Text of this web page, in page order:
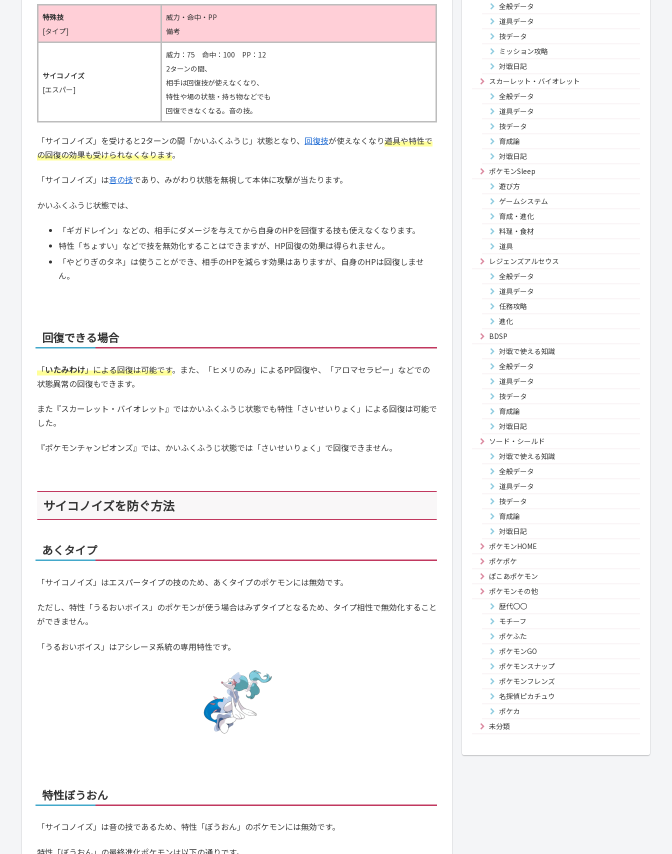
特殊技
[タイプ]
威力・命中・PP
備考
サイコノイズ
[エスパー]
威力：75 命中：100 PP：12
2ターンの間、
相手は回復技が使えなくなり、
特性や場の状態・持ち物などでも
回復できなくなる。音の技。
「サイコノイズ」を受けると2ターンの間「かいふくふうじ」状態となり、 回復技が使えなくなり道具や特性で
の回復の効果も受けられなくなります。
「サイコノイズ」は音の技であり、みがわり状態を無視して本体に攻撃が当たります。
かいふくふうじ状態では、
「ギガドレイン」などの、相手にダメージを与えてから自身のHPを回復する技も使えなくなります。
特性「ちょすい」などで技を無効化することはできますが、HP回復の効果は得られません。
「やどりぎのタネ」は使うことができ、相手のHPを減らす効果はありますが、自身のHPは回復しませ
ん。
回復できる場合
「いたみわけ」による回復は可能です。また、「ヒメリのみ」によるPP回復や、「アロマセラピー」などでの
状態異常の回復もできます。
また『スカーレット・バイオレット』ではかいふくふうじ状態でも特性「さいせいりょく」による回復は可能で
した。
『ポケモンチャンピオンズ』では、かいふくふうじ状態では「さいせいりょく」で回復できません。
サイコノイズを防ぐ方法
あくタイプ
「サイコノイズ」はエスパータイプの技のため、あくタイプのポケモンには無効です。
ただし、特性「うるおいボイス」のポケモンが使う場合はみずタイプとなるため、タイプ相性で無効化すること
ができません。
「うるおいボイス」はアシレーヌ系統の専用特性です。
特性ぼうおん
「サイコノイズ」は音の技であるため、特性「ぼうおん」のポケモンには無効です。
全般データ
道具データ
技データ
ミッション攻略
対戦日記
スカーレット・バイオレット
全般データ
道具データ
技データ
育成論
対戦日記
ポケモンSleep
遊び方
ゲームシステム
育成・進化
料理・食材
道具
レジェンズアルセウス
全般データ
道具データ
任務攻略
進化
BDSP
対戦で使える知識
全般データ
道具データ
技データ
育成論
対戦日記
ソード・シールド
対戦で使える知識
全般データ
道具データ
技データ
育成論
対戦日記
ポケモンHOME
ポケポケ
ぽこあポケモン
ポケモンその他
歴代〇〇
モチーフ
ポケふた
ポケモンGO
ポケモンスナップ
ポケモンフレンズ
名探偵ピカチュウ
ポケカ
未分類